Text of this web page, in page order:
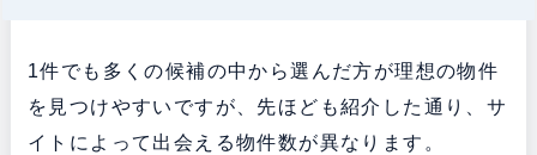
1件でも多くの候補の中から選んだ方が理想の物件
を見つけやすいですが、先ほども紹介した通り、サ
イトによって出会える物件数が異なります。